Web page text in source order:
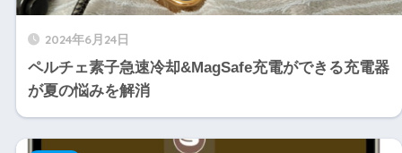
2024年6月24日
ペルチェ素子急速冷却&MagSafe充電ができる充電器
が夏の悩みを解消